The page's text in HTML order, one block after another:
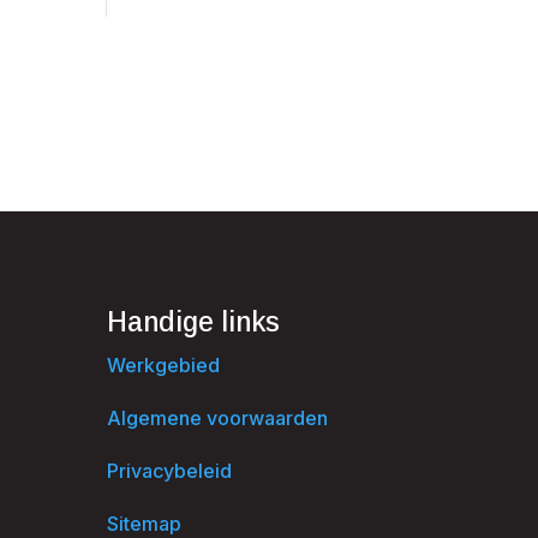
Handige links
Werkgebied
Algemene voorwaarden
Privacybeleid
Sitemap